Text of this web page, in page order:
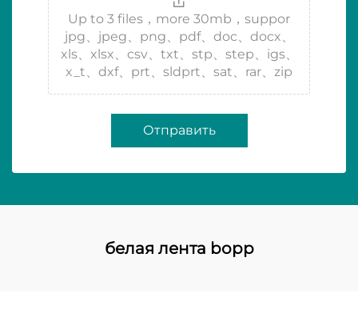
Up to 3 files，more 30mb，suppor
jpg、jpeg、png、pdf、doc、docx、
xls、xlsx、csv、txt、stp、step、igs、
x_t、dxf、prt、sldprt、sat、rar、zip
Отправить
белая лента bopp